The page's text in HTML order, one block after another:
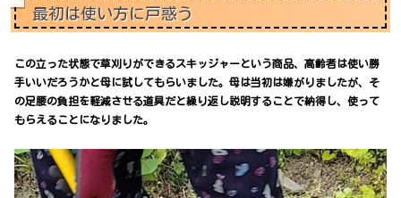
最初は使い方に戸惑う
この立った状態で草刈りができるスキッジャーという商品、高齢者は使い勝
手いいだろうかと母に試してもらいました。母は当初は嫌がりましたが、そ
の足腰の負担を軽減させる道具だと繰り返し説明することで納得し、使って
もらえることになりました。